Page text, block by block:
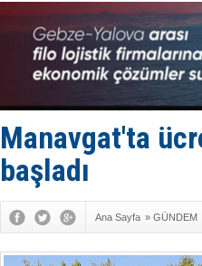
Manavgat'ta
başladı
Ana Sayfa » GÜNDEM